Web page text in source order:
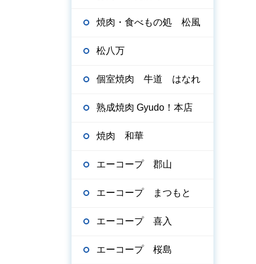
焼肉・食べもの処 松風
松八万
個室焼肉 牛道 はなれ
熟成焼肉 Gyudo！本店
焼肉 和華
エーコープ 郡山
エーコープ まつもと
エーコープ 喜入
エーコープ 桜島